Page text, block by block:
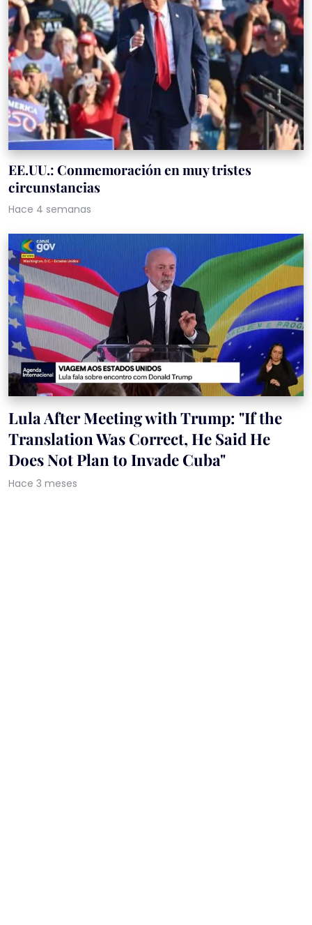
EE.UU.: Conmemoración en muy tristes
circunstancias
Hace 4 semanas
Lula After Meeting with Trump: "If the
Translation Was Correct, He Said He
Does Not Plan to Invade Cuba"
Hace 3 meses